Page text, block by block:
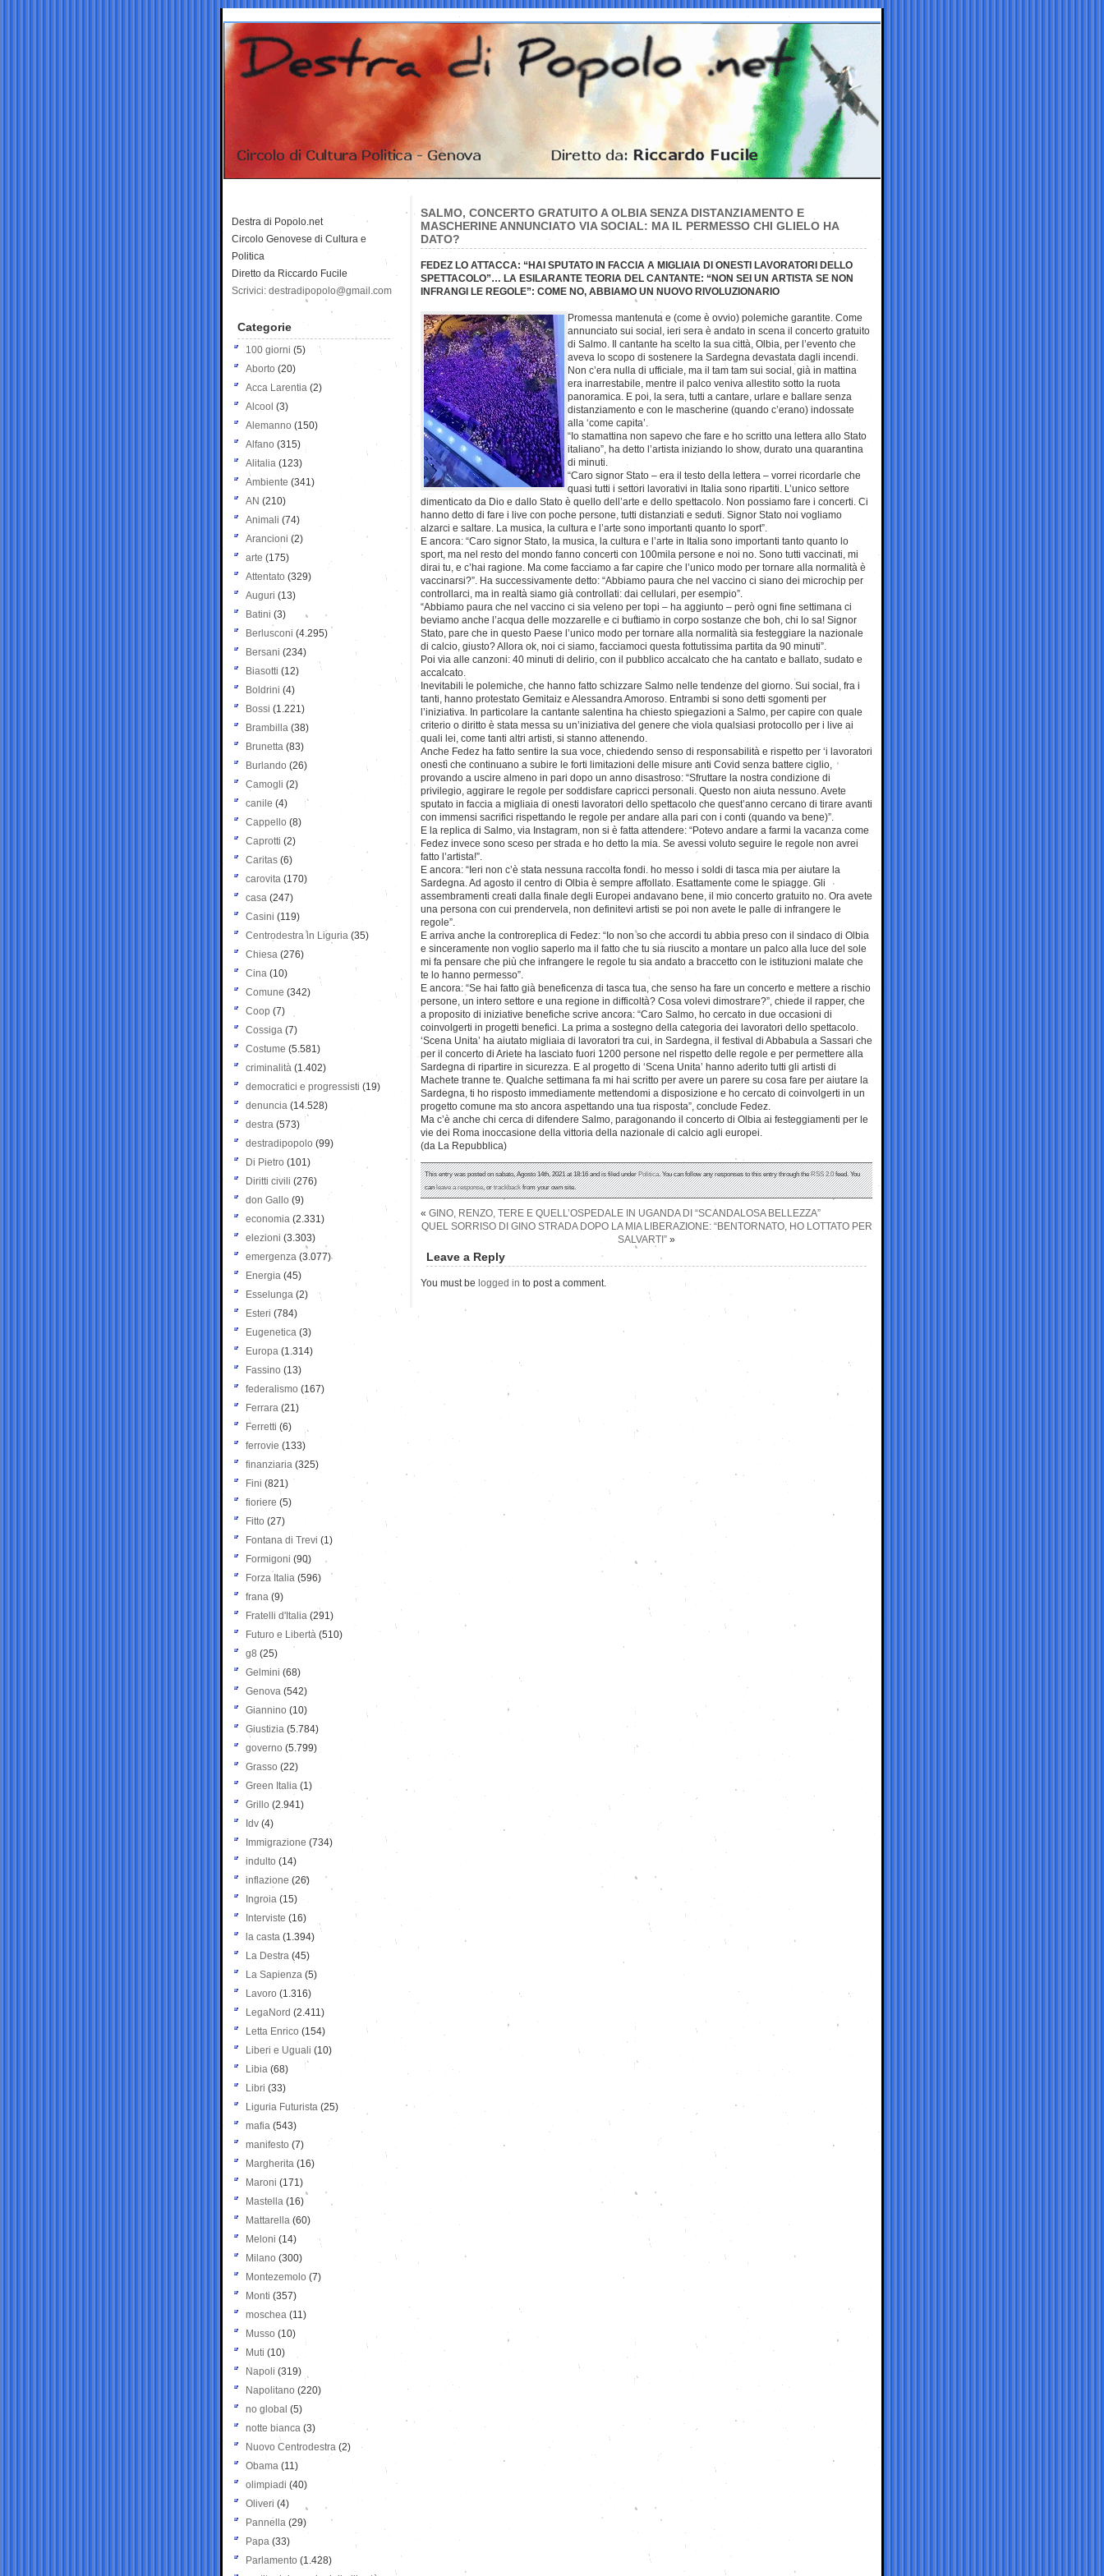
SALMO, CONCERTO GRATUITO A OLBIA SENZA DISTANZIAMENTO E
MASCHERINE ANNUNCIATO VIA SOCIAL: MA IL PERMESSO CHI GLIELO HA
DATO?
FEDEZ LO ATTACCA: “HAI SPUTATO IN FACCIA A MIGLIAIA DI ONESTI LAVORATORI DELLO
SPETTACOLO”… LA ESILARANTE TEORIA DEL CANTANTE: “NON SEI UN ARTISTA SE NON
INFRANGI LE REGOLE”: COME NO, ABBIAMO UN NUOVO RIVOLUZIONARIO
Promessa mantenuta e (come è ovvio) polemiche garantite. Come
annunciato sui social, ieri sera è andato in scena il concerto gratuito
di Salmo. Il cantante ha scelto la sua città, Olbia, per l’evento che
aveva lo scopo di sostenere la Sardegna devastata dagli incendi.
Non c’era nulla di ufficiale, ma il tam tam sui social, già in mattina
era inarrestabile, mentre il palco veniva allestito sotto la ruota
panoramica. E poi, la sera, tutti a cantare, urlare e ballare senza
distanziamento e con le mascherine (quando c’erano) indossate
alla ‘come capita’.
“Io stamattina non sapevo che fare e ho scritto una lettera allo Stato
italiano”, ha detto l’artista iniziando lo show, durato una quarantina
di minuti.
“Caro signor Stato – era il testo della lettera – vorrei ricordarle che
quasi tutti i settori lavorativi in Italia sono ripartiti. L’unico settore
dimenticato da Dio e dallo Stato è quello dell’arte e dello spettacolo. Non possiamo fare i concerti. Ci
hanno detto di fare i live con poche persone, tutti distanziati e seduti. Signor Stato noi vogliamo
alzarci e saltare. La musica, la cultura e l’arte sono importanti quanto lo sport”.
E ancora: “Caro signor Stato, la musica, la cultura e l’arte in Italia sono importanti tanto quanto lo
sport, ma nel resto del mondo fanno concerti con 100mila persone e noi no. Sono tutti vaccinati, mi
dirai tu, e c’hai ragione. Ma come facciamo a far capire che l’unico modo per tornare alla normalità è
vaccinarsi?”. Ha successivamente detto: “Abbiamo paura che nel vaccino ci siano dei microchip per
controllarci, ma in realtà siamo già controllati: dai cellulari, per esempio”.
“Abbiamo paura che nel vaccino ci sia veleno per topi – ha aggiunto – però ogni fine settimana ci
beviamo anche l’acqua delle mozzarelle e ci buttiamo in corpo sostanze che boh, chi lo sa! Signor
Stato, pare che in questo Paese l’unico modo per tornare alla normalità sia festeggiare la nazionale
di calcio, giusto? Allora ok, noi ci siamo, facciamoci questa fottutissima partita da 90 minuti”.
Poi via alle canzoni: 40 minuti di delirio, con il pubblico accalcato che ha cantato e ballato, sudato e
accalcato.
Inevitabili le polemiche, che hanno fatto schizzare Salmo nelle tendenze del giorno. Sui social, fra i
tanti, hanno protestato Gemitaiz e Alessandra Amoroso. Entrambi si sono detti sgomenti per
l’iniziativa. In particolare la cantante salentina ha chiesto spiegazioni a Salmo, per capire con quale
criterio o diritto è stata messa su un’iniziativa del genere che viola qualsiasi protocollo per i live ai
quali lei, come tanti altri artisti, si stanno attenendo.
Anche Fedez ha fatto sentire la sua voce, chiedendo senso di responsabilità e rispetto per ‘i lavoratori
onestì che continuano a subire le forti limitazioni delle misure anti Covid senza battere ciglio,
provando a uscire almeno in pari dopo un anno disastroso: “Sfruttare la nostra condizione di
privilegio, aggirare le regole per soddisfare capricci personali. Questo non aiuta nessuno. Avete
sputato in faccia a migliaia di onesti lavoratori dello spettacolo che quest’anno cercano di tirare avanti
con immensi sacrifici rispettando le regole per andare alla pari con i conti (quando va bene)”.
E la replica di Salmo, via Instagram, non si è fatta attendere: “Potevo andare a farmi la vacanza come
Fedez invece sono sceso per strada e ho detto la mia. Se avessi voluto seguire le regole non avrei
fatto l’artista!”.
E ancora: “Ieri non c’è stata nessuna raccolta fondi. ho messo i soldi di tasca mia per aiutare la
Sardegna. Ad agosto il centro di Olbia è sempre affollato. Esattamente come le spiagge. Gli
assembramenti creati dalla finale degli Europei andavano bene, il mio concerto gratuito no. Ora avete
una persona con cui prendervela, non definitevi artisti se poi non avete le palle di infrangere le
regole”.
E arriva anche la controreplica di Fedez: “Io non so che accordi tu abbia preso con il sindaco di Olbia
e sinceramente non voglio saperlo ma il fatto che tu sia riuscito a montare un palco alla luce del sole
mi fa pensare che più che infrangere le regole tu sia andato a braccetto con le istituzioni malate che
te lo hanno permesso”.
E ancora: “Se hai fatto già beneficenza di tasca tua, che senso ha fare un concerto e mettere a rischio
persone, un intero settore e una regione in difficoltà? Cosa volevi dimostrare?”, chiede il rapper, che
a proposito di iniziative benefiche scrive ancora: “Caro Salmo, ho cercato in due occasioni di
coinvolgerti in progetti benefici. La prima a sostegno della categoria dei lavoratori dello spettacolo.
‘Scena Unita’ ha aiutato migliaia di lavoratori tra cui, in Sardegna, il festival di Abbabula a Sassari che
per il concerto di Ariete ha lasciato fuori 1200 persone nel rispetto delle regole e per permettere alla
Sardegna di ripartire in sicurezza. E al progetto di ‘Scena Unita’ hanno aderito tutti gli artisti di
Machete tranne te. Qualche settimana fa mi hai scritto per avere un parere su cosa fare per aiutare la
Sardegna, ti ho risposto immediamente mettendomi a disposizione e ho cercato di coinvolgerti in un
progetto comune ma sto ancora aspettando una tua risposta”, conclude Fedez.
Ma c’è anche chi cerca di difendere Salmo, paragonando il concerto di Olbia ai festeggiamenti per le
vie dei Roma inoccasione della vittoria della nazionale di calcio agli europei.
(da La Repubblica)
This entry was posted on sabato, Agosto 14th, 2021 at 18:16 and is filed underPolitica. You can follow any responses to this entry through theRSS 2.0feed. You
canleave a response, ortrackbackfrom your own site.
« GINO, RENZO, TERE E QUELL’OSPEDALE IN UGANDA DI “SCANDALOSA BELLEZZA”
QUEL SORRISO DI GINO STRADA DOPO LA MIA LIBERAZIONE: “BENTORNATO, HO LOTTATO PER
SALVARTI” »
Leave a Reply
You must be logged in to post a comment.
Destra di Popolo.net
Circolo Genovese di Cultura e
Politica
Diretto da Riccardo Fucile
Scrivici: destradipopolo@gmail.com
Categorie
100 giorni (5)
Aborto (20)
Acca Larentia (2)
Alcool (3)
Alemanno (150)
Alfano (315)
Alitalia (123)
Ambiente (341)
AN (210)
Animali (74)
Arancioni (2)
arte (175)
Attentato (329)
Auguri (13)
Batini (3)
Berlusconi (4.295)
Bersani (234)
Biasotti (12)
Boldrini (4)
Bossi (1.221)
Brambilla (38)
Brunetta (83)
Burlando (26)
Camogli (2)
canile (4)
Cappello (8)
Caprotti (2)
Caritas (6)
carovita (170)
casa (247)
Casini (119)
Centrodestra in Liguria (35)
Chiesa (276)
Cina (10)
Comune (342)
Coop (7)
Cossiga (7)
Costume (5.581)
criminalità (1.402)
democratici e progressisti (19)
denuncia (14.528)
destra (573)
destradipopolo (99)
Di Pietro (101)
Diritti civili (276)
don Gallo (9)
economia (2.331)
elezioni (3.303)
emergenza (3.077)
Energia (45)
Esselunga (2)
Esteri (784)
Eugenetica (3)
Europa (1.314)
Fassino (13)
federalismo (167)
Ferrara (21)
Ferretti (6)
ferrovie (133)
finanziaria (325)
Fini (821)
fioriere (5)
Fitto (27)
Fontana di Trevi (1)
Formigoni (90)
Forza Italia (596)
frana (9)
Fratelli d'Italia (291)
Futuro e Libertà (510)
g8 (25)
Gelmini (68)
Genova (542)
Giannino (10)
Giustizia (5.784)
governo (5.799)
Grasso (22)
Green Italia (1)
Grillo (2.941)
Idv (4)
Immigrazione (734)
indulto (14)
inflazione (26)
Ingroia (15)
Interviste (16)
la casta (1.394)
La Destra (45)
La Sapienza (5)
Lavoro (1.316)
LegaNord (2.411)
Letta Enrico (154)
Liberi e Uguali (10)
Libia (68)
Libri (33)
Liguria Futurista (25)
mafia (543)
manifesto (7)
Margherita (16)
Maroni (171)
Mastella (16)
Mattarella (60)
Meloni (14)
Milano (300)
Montezemolo (7)
Monti (357)
moschea (11)
Musso (10)
Muti (10)
Napoli (319)
Napolitano (220)
no global (5)
notte bianca (3)
Nuovo Centrodestra (2)
Obama (11)
olimpiadi (40)
Oliveri (4)
Pannella (29)
Papa (33)
Parlamento (1.428)